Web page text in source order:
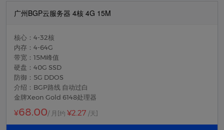
广州BGP云服务器 4核 4G 15M
核心：4-32核
内存：4-64G
带宽：15M峰值
硬盘：40G SSD
防御：5G DDOS
介绍：BGP路线 自动过白
金牌Xeon Gold 6148处理器
¥68.00/ 月 [约 ¥2.27 /天]